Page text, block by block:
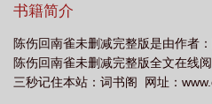
书籍简介
陈伤回南雀未删减完整版是由作者
陈伤回南雀未删减完整版全文在线阅
三秒记住本站：词书阁 网址：